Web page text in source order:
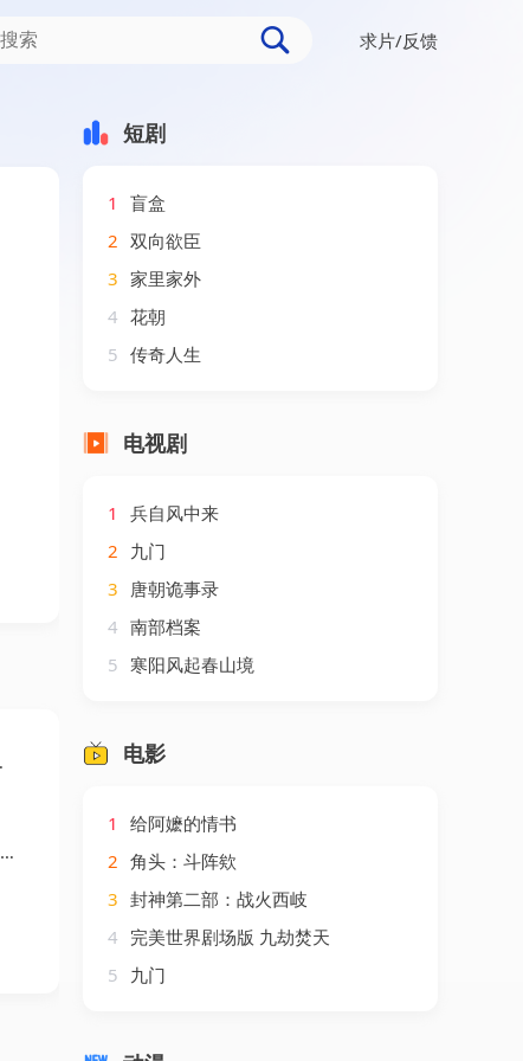
求片/反馈
短剧
1
盲盒
2 双向欲臣
3 家里家外
4 花朝
5 传奇人生
电视剧
1
兵自风中来
2 九门
3 唐朝诡事录
4 南部档案
5 寒阳风起春山境
电影
1
给阿嬷的情书
2 角头：斗阵欸
3 封神第二部：战火西岐
4 完美世界剧场版 九劫焚天
5 九门